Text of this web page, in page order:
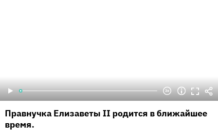
Правнучка Елизаветы II родится в ближайшее
время.